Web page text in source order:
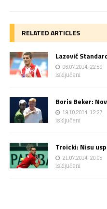
RELATED ARTICLES
Lazović
06.07.2014. 22:59
isključeni
Boris Beker:
19.10.2014. 12:27
isključeni
Troicki: Nisu
21.07.2014. 20:05
isključeni